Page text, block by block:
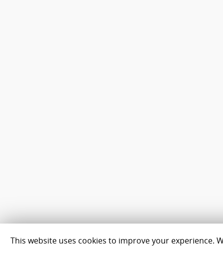
This website uses cookies to improve your experience.